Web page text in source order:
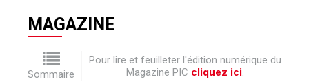
MAGAZINE
Sommaire
Pour lire et feuilleter l'édition numérique du
Magazine PIC cliquez ici.